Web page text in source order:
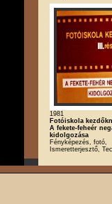
1981
Fotóiskola
A fekete-feheér
kidolgozása
Fényképezés, fotó,
Ismeretterjesztő,